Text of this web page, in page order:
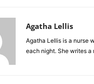
Agatha Lellis
Agatha Lellis is a nurse
each night. She writes a